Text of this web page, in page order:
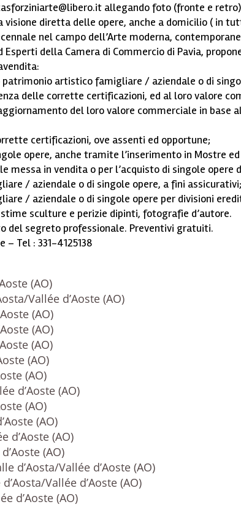
allegando foto (fronte e
visione diretta delle opere, anche a domicilio ( in
nel campo dell’Arte moderna,
della Camera di Commercio di Pavia,
artistico famigliare / aziendale o di
delle corrette certificazioni, ed al loro valore
del loro valore commerciale in
certificazioni, ove assenti ed opportune;
opere, anche tramite l’inserimento in Mostre
messa in vendita o per l’acquisto di singole opere
/ aziendale o di singole opere, a fini assicurativi;
/ aziendale o di singole opere per divisioni
sculture e perizie dipinti, fotografie d’autore.
del segreto professionale. Preventivi gratuiti.
– Tel : 331-4125138
(AO)
Vallée d’Aoste (AO)
(AO)
(AO)
(AO)
(AO)
(AO)
d’Aoste (AO)
(AO)
(AO)
d’Aoste (AO)
(AO)
d’Aosta/Vallée d’Aoste (AO)
Vallée d’Aoste (AO)
d’Aoste (AO)